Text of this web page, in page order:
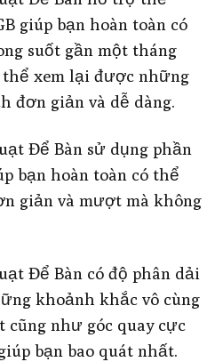
giúp bạn hoàn toàn có
suốt gần một tháng
thể xem lại được những
đơn giản và dễ dàng.
Để Bàn sử dụng phần
bạn hoàn toàn có thể
giản và mượt mà không
Để Bàn có độ phân dải
khoảnh khắc vô cùng
cũng như góc quay cực
bạn bao quát nhất.